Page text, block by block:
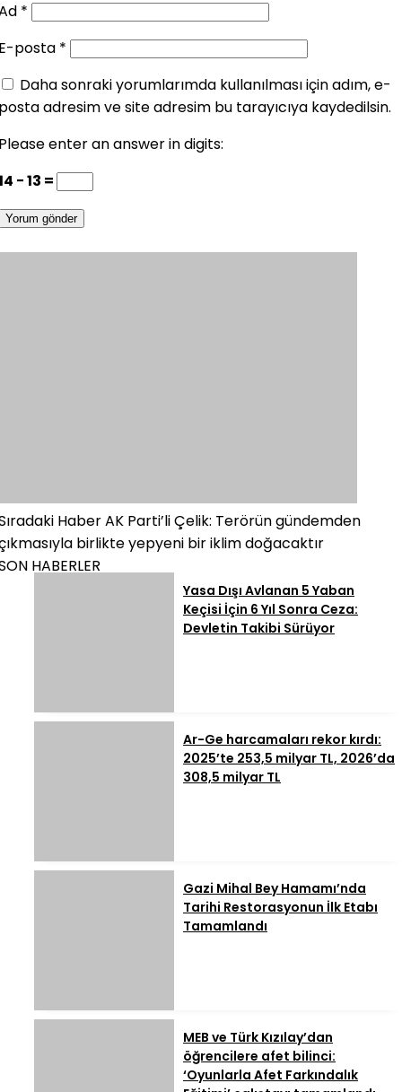
*
posta *
Daha sonraki yorumlarımda kullanılması için adım, e-
adresim ve site adresim bu tarayıcıya kaydedilsin.
enter an answer in digits:
− 13 =
HaberAK Parti’li Çelik: Terörün gündemden
birlikte yepyeni bir iklim doğacaktır
HABERLER
Yasa Dışı Avlanan 5 Yaban
Keçisi İçin 6 Yıl Sonra Ceza:
Devletin Takibi Sürüyor
Ar-Ge harcamaları rekor kırdı:
2025’te 253,5 milyar TL, 2026’da
308,5 milyar TL
Gazi Mihal Bey Hamamı’nda
Tarihi Restorasyonun İlk Etabı
Tamamlandı
MEB ve Türk Kızılay’dan
öğrencilere afet bilinci:
‘Oyunlarla Afet Farkındalık